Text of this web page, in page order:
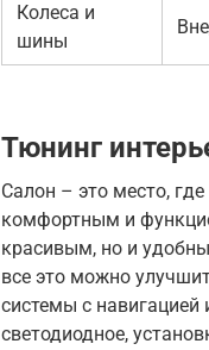
Колеса и
шины
Тюнинг
Салон – это место,
комфортным и
красивым, но и
все это можно
системы с
светодиодное,